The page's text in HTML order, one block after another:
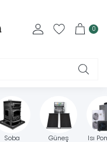
0
Soba
Güneş
Isı